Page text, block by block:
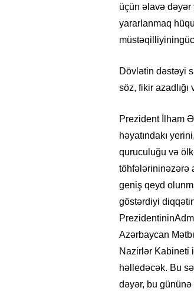
üçün əlavə dəyər
yararlanmaq
Dövlətin dəstəyi
söz, fikir azadlığı
Prezident İlham
həyatındakı
quruculuğu və
töhfələrininəzərə
geniş qeyd
göstərdiyi
Azərbaycan
Nazirlər Kabineti
həlledəcək. Bu
dəyər, bu